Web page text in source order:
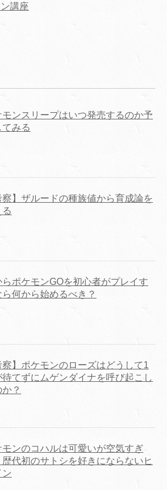
講座
モンスリープはいつ発売するのか予
てみる
察】ザルードの種族値から育成論を
らポケモンGOを初心者がプレイす
ら何から始めるべき？
察】ポケモンのローズはどうして1
待てずにムゲンダイナを呼び起こし
？
モンのコハルは可愛いが空気すぎ
歴代初のサトシを好きにならないヒ
ン